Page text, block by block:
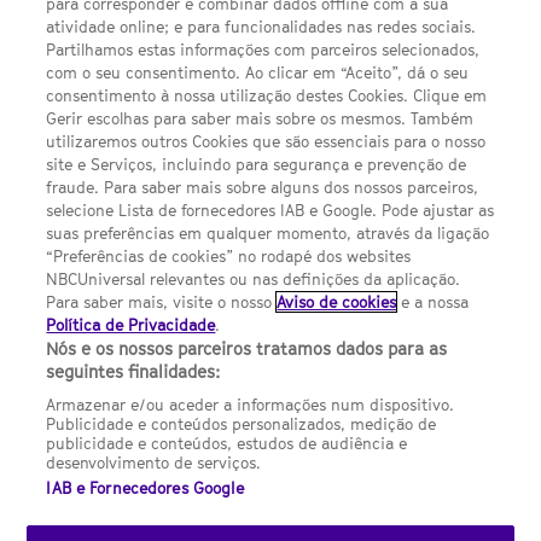
Escolhas de Anúncios
Política de privacidade
Termos E Condições
FILMES
UMA DIVISÃO DA NBCUNIVERSAL
Contact us by email: contact.SYFYPortugal@ncbuni.com
NBC Universal Global Networks España S.L.U. is wholly owned
by Universal Studios International BV
NBC Universal Global Networks, S.L.U. Paseo de la Castellana,
95. Planta 10 Edificio Torre Europa 28046 Madrid B-82227893
SYFY Portugal is subject to Spanish jurisdiction and regulated
(CNMC).
atividade online; e para funcionalidades nas redes sociais.
Partilhamos estas informações com parceiros selecionados,
com o seu consentimento. Ao clicar em “Aceito”, dá o seu
consentimento à nossa utilização destes Cookies. Clique em
Gerir escolhas para saber mais sobre os mesmos. Também
utilizaremos outros Cookies que são essenciais para o nosso
site e Serviços, incluindo para segurança e prevenção de
fraude. Para saber mais sobre alguns dos nossos parceiros,
selecione Lista de fornecedores IAB e Google. Pode ajustar as
suas preferências em qualquer momento, através da ligação
“Preferências de cookies” no rodapé dos websites
NBCUniversal relevantes ou nas definições da aplicação.
Para saber mais, visite o nossoAviso de cookies e a nossa
Política de Privacidade.
Nós e os nossos parceiros tratamos dados para as
seguintes finalidades:
Armazenar e/ou aceder a informações num dispositivo.
Publicidade e conteúdos personalizados, medição de
publicidade e conteúdos, estudos de audiência e
desenvolvimento de serviços.
IAB e Fornecedores Google